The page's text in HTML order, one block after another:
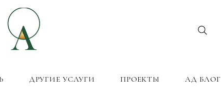
ДРУГИЕ УСЛУГИ ПРОЕКТЫ АД БЛОГ